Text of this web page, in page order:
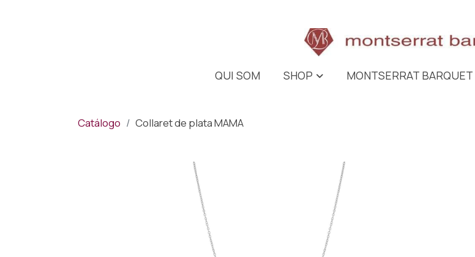
QUI SOM SHOP MONTSERRAT BARQUET
Catálogo Collaret de plata MAMA